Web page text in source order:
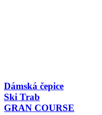
Dámská čepice
Ski Trab
GRAN COURSE